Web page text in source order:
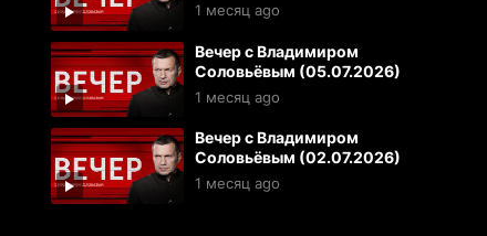
1 месяц ago
Вечер с Владимиром
Соловьёвым (05.07.2026)
1 месяц ago
Вечер с Владимиром
Соловьёвым (02.07.2026)
1 месяц ago